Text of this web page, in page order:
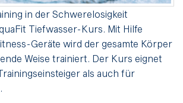
in der Schwerelosigkeit
Tiefwasser-Kurs. Mit Hilfe
Geräte wird der gesamte Körper
Weise trainiert. Der Kurs eignet
als auch für